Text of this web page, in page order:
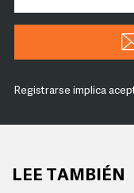
Registrarse implica
LEE TAMBIÉN